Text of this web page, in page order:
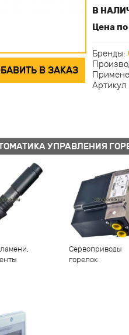
В ЗАКАЗ
В
Цена
Бренды:
Артикул
УПРАВЛЕНИЯ
Сервоприводы
горелок